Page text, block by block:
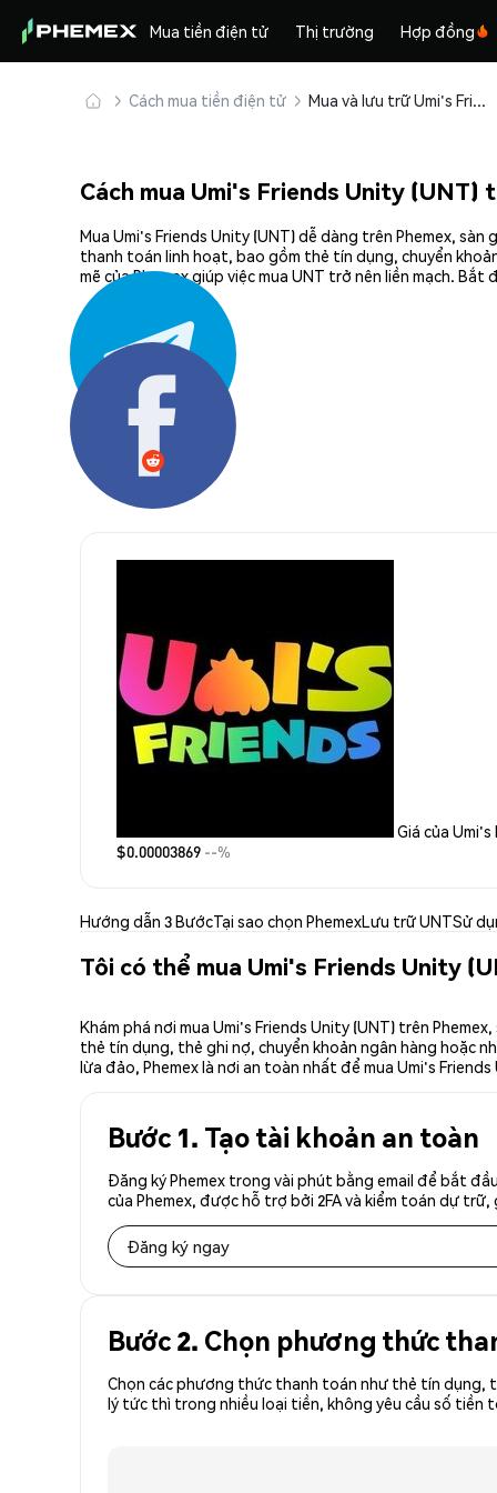
Mua tiền điện tử Thị trường Hợp đồng
Cách mua tiền điện tử Mua và lưu trữ Umi's Friends Unity (UNT) an toàn
Cách mua Umi's Friends Unity (UNT)
Mua Umi's Friends Unity (UNT) dễ dàng trên Phemex,
thanh toán linh hoạt, bao gồm thẻ tín dụng, chuyển
mẽ của Phemex giúp việc mua UNT trở nên liền mạch.
Chia sẻ:
Giá của
$0.00003869 --%
Hướng dẫn 3 BướcTại sao chọn PhemexLưu trữ UNTSử
Tôi có thể mua Umi's Friends Unity
Khám phá nơi mua Umi's Friends Unity (UNT) trên
thẻ tín dụng, thẻ ghi nợ, chuyển khoản ngân hàng hoặc
lừa đảo, Phemex là nơi an toàn nhất để mua Umi's
Bước 1. Tạo tài khoản an toàn
Đăng ký Phemex trong vài phút bằng email để bắt
của Phemex, được hỗ trợ bởi 2FA và kiểm toán dự
Đăng ký ngay
Bước 2. Chọn phương thức
Chọn các phương thức thanh toán như thẻ tín dụng,
lý tức thì trong nhiều loại tiền, không yêu cầu số tiền